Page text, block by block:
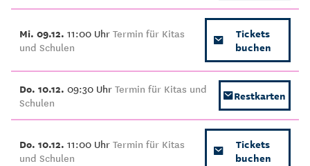
Mi. 09.12. 11:00 UhrTermin für Kitas
und Schulen
Tickets
buchen
Do. 10.12. 09:30 UhrTermin für Kitas und
Schulen
Restkarten
Do. 10.12. 11:00 UhrTermin für Kitas
und Schulen
Tickets
buchen